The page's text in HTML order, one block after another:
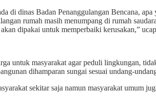
di dinas Badan Penanggulangan Bencana,
rumah masih menumpang di rumah
dipakai untuk memperbaiki kerusakan,”
untuk masyarakat agar peduli lingkungan,
dihamparan sungai sesuai undang-
sekitar saja namun masyarakat umum